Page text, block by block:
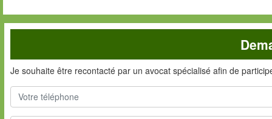
Je souhaite être recontacté par un avocat spécialisé afin de